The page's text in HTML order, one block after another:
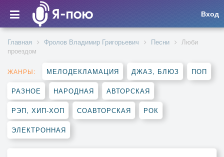
Вход
Главная Фролов Владимир Григорьевич Песни
Люби
проездом
ЖАНРЫ: МЕЛОДЕКЛАМАЦИЯ ДЖАЗ, БЛЮЗ ПОП
РАЗНОЕ НАРОДНАЯ АВТОРСКАЯ
РЭП, ХИП-ХОП СОАВТОРСКАЯ РОК
ЭЛЕКТРОННАЯ